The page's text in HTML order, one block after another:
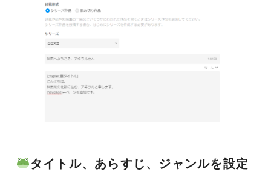
タイトル、あらすじ、ジャンルを設定